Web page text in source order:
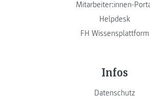
Mitarbeiter:innen-
Helpdesk
FH Wissensplattform
Infos
Datenschutz